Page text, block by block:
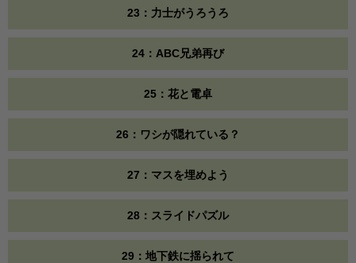
23：力士がうろうろ
24：ABC兄弟再び
25：花と電卓
26：ワシが隠れている？
27：マスを埋めよう
28：スライドパズル
29：地下鉄に揺られて